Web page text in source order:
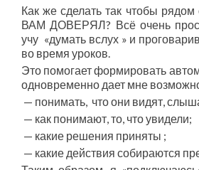
Как же сделать так чтобы
ВАМ ДОВЕРЯЛ? Всё очень
учу «думать вслух » и
во время уроков.
Это помогает формировать
одновременно дает мне
— понимать, что они видят,
— как понимают, то, что увидели;
— какие решения приняты ;
— какие действия собираются